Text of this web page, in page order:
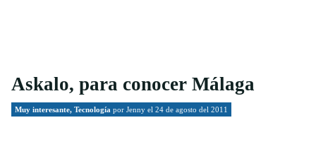
Askalo, para conocer Málaga
Muy interesante, Tecnología por Jenny el 24 de agosto del 2011